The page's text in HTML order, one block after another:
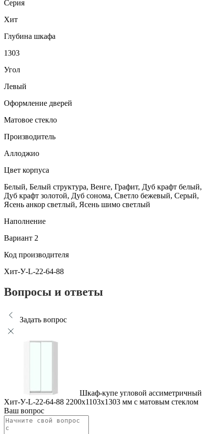
Серия
Хит
Глубина шкафа
1303
Угол
Левый
Оформление дверей
Матовое стекло
Производитель
Аллоджио
Цвет корпуса
Белый, Белый структура, Венге, Графит, Дуб крафт белый,
Дуб крафт золотой, Дуб сонома, Светло бежевый, Серый,
Ясень анкор светлый, Ясень шимо светлый
Наполнение
Вариант 2
Код производителя
Хит-У-L-22-64-88
Вопросы и ответы
Задать вопрос
Шкаф-купе угловой ассиметричный
Хит-У-L-22-64-88 2200x1103x1303 мм с матовым стеклом
Ваш вопрос